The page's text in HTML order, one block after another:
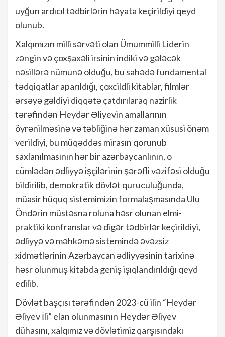
uyğun ardıcıl tədbirlərin həyata keçirildiyi qeyd
olunub.
Xalqımızın milli sərvəti olan Ümummilli Liderin
zəngin və çoxşaxəli irsinin indiki və gələcək
nəsillərə nümunə olduğu, bu sahədə fundamental
tədqiqatlar aparıldığı, çoxcildli kitablar, filmlər
ərsəyə gəldiyi diqqətə çatdırılaraq nazirlik
tərəfindən Heydər Əliyevin amallarının
öyrənilməsinə və təbliğinə hər zaman xüsusi önəm
verildiyi, bu müqəddəs mirasın qorunub
saxlanılmasının hər bir azərbaycanlının, o
cümlədən ədliyyə işçilərinin şərəfli vəzifəsi olduğu
bildirilib, demokratik dövlət quruculuğunda,
müasir hüquq sistemimizin formalaşmasında Ulu
Öndərin müstəsna roluna həsr olunan elmi-
praktiki konfranslar və digər tədbirlər keçirildiyi,
ədliyyə və məhkəmə sistemində əvəzsiz
xidmətlərinin Azərbaycan ədliyyəsinin tarixinə
həsr olunmuş kitabda geniş işıqlandırıldığı qeyd
edilib.
Dövlət başçısı tərəfindən 2023-cü ilin “Heydər
Əliyev İli” elan olunmasının Heydər Əliyev
dühasını, xalqımız və dövlətimiz qarşısındakı